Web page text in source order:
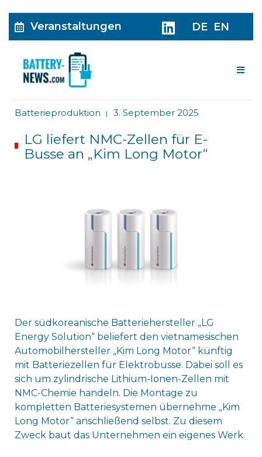
Veranstaltungen DE EN
Batterieproduktion | 3. September 2025
LG liefert NMC-Zellen für E-
Busse an „Kim Long Motor“
Der südkoreanische Batteriehersteller „LG
Energy Solution“ beliefert den vietnamesischen
Automobilhersteller „Kim Long Motor“ künftig
mit Batteriezellen für Elektrobusse. Dabei soll es
sich um zylindrische Lithium-Ionen-Zellen mit
NMC-Chemie handeln. Die Montage zu
kompletten Batteriesystemen übernehme „Kim
Long Motor“ anschließend selbst. Zu diesem
Zweck baut das Unternehmen ein eigenes Werk.